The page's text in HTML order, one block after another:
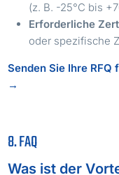
(z. B. -25°C bis
Erforderliche
oder spezifische
Senden Sie Ihre RFQ
→
8. FAQ
Was ist der